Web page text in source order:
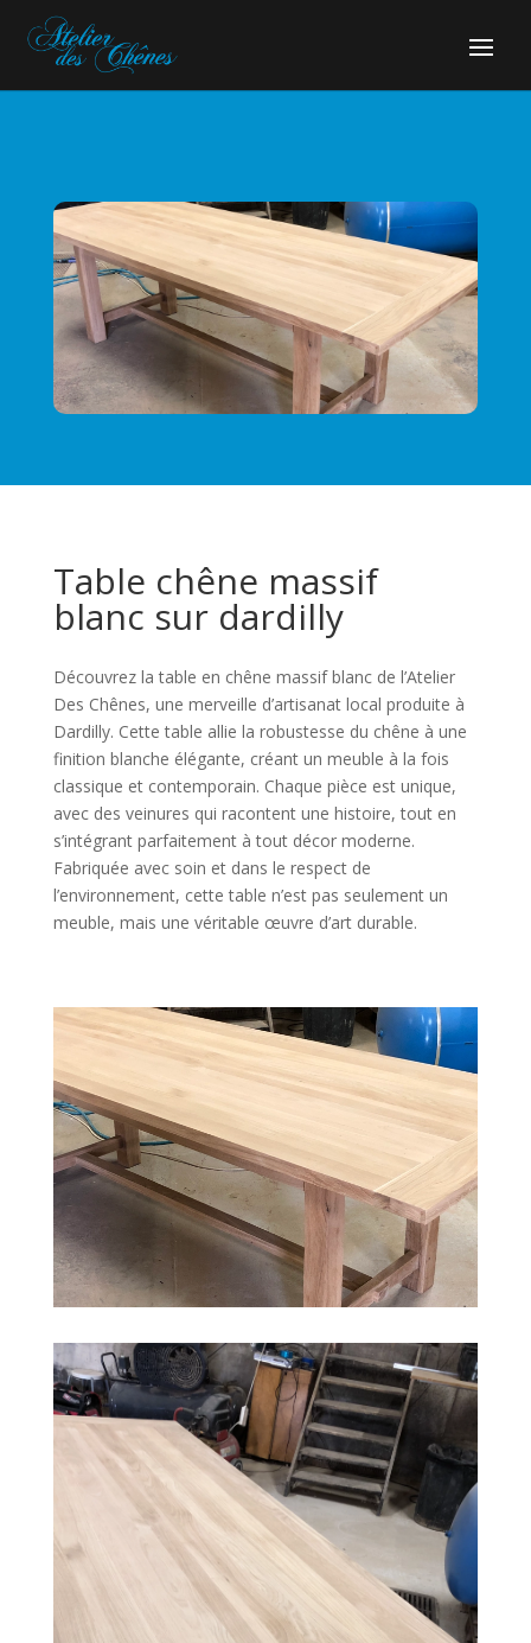
Table chêne massif
blanc sur dardilly
Découvrez la table en chêne massif blanc de l’Atelier
Des Chênes, une merveille d’artisanat local produite à
Dardilly. Cette table allie la robustesse du chêne à une
finition blanche élégante, créant un meuble à la fois
classique et contemporain. Chaque pièce est unique,
avec des veinures qui racontent une histoire, tout en
s’intégrant parfaitement à tout décor moderne.
Fabriquée avec soin et dans le respect de
l’environnement, cette table n’est pas seulement un
meuble, mais une véritable œuvre d’art durable.